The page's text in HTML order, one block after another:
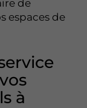
de
espaces de
à